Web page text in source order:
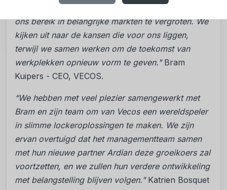
ons bereik in belangrijke markten te vergroten. We
kijken uit naar de kansen die voor ons liggen,
terwijl we samen werken om de toekomst van
werkplekken opnieuw vorm te geven." Bram
Kuipers - CEO, VECOS.
“We hebben met veel plezier samengewerkt met
Bram en zijn team om van Vecos een wereldspeler
in slimme lockeroplossingen te maken. We zijn
ervan overtuigd dat het managementteam samen
met hun nieuwe partner Ardian deze groeikoers zal
voortzetten, en we zullen hun verdere ontwikkeling
met belangstelling blijven volgen.” Katrien Bosquet